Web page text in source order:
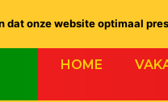
HOME
dat onze website optimaal